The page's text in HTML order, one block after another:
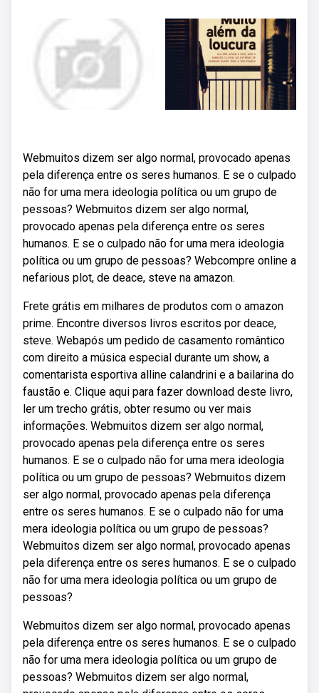
Webmuitos dizem ser algo normal, provocado apenas
pela diferença entre os seres humanos. E se o culpado
não for uma mera ideologia política ou um grupo de
pessoas? Webmuitos dizem ser algo normal,
provocado apenas pela diferença entre os seres
humanos. E se o culpado não for uma mera ideologia
política ou um grupo de pessoas? Webcompre online a
nefarious plot, de deace, steve na amazon.
Frete grátis em milhares de produtos com o amazon
prime. Encontre diversos livros escritos por deace,
steve. Webapós um pedido de casamento romântico
com direito a música especial durante um show, a
comentarista esportiva alline calandrini e a bailarina do
faustão e. Clique aqui para fazer download deste livro,
ler um trecho grátis, obter resumo ou ver mais
informações. Webmuitos dizem ser algo normal,
provocado apenas pela diferença entre os seres
humanos. E se o culpado não for uma mera ideologia
política ou um grupo de pessoas? Webmuitos dizem
ser algo normal, provocado apenas pela diferença
entre os seres humanos. E se o culpado não for uma
mera ideologia política ou um grupo de pessoas?
Webmuitos dizem ser algo normal, provocado apenas
pela diferença entre os seres humanos. E se o culpado
não for uma mera ideologia política ou um grupo de
pessoas?
Webmuitos dizem ser algo normal, provocado apenas
pela diferença entre os seres humanos. E se o culpado
não for uma mera ideologia política ou um grupo de
pessoas? Webmuitos dizem ser algo normal,